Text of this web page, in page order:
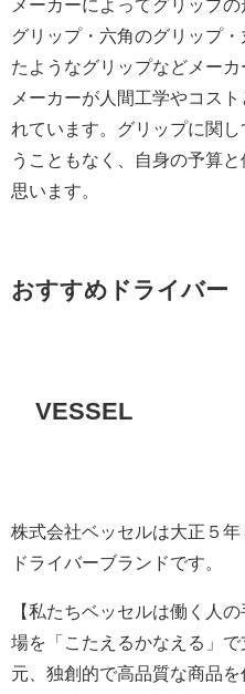
メーカーによってグリップ
グリップ・六角のグリップ
たようなグリップなどメー
メーカーが人間工学やコス
れています。グリップに関
うこともなく、自身の予算
思います。
おすすめドライバー
VESSEL
株式会社ベッセルは大正５
ドライバーブランドです。
【私たちベッセルは働く人
場を「こたえるかなえる」
元、独創的で高品質な商品を